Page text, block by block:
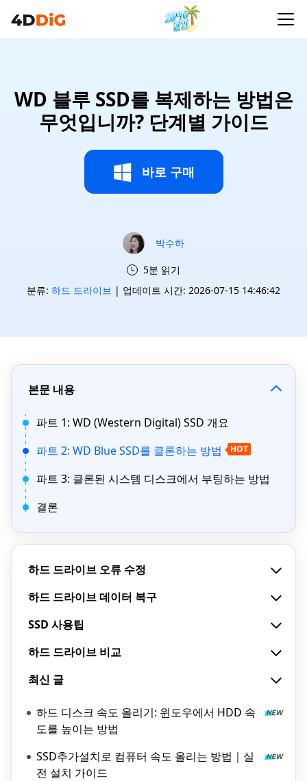
WD 블루 SSD를 복제하는 방법은
무엇입니까? 단계별 가이드
바로 구매
박수하
5분 읽기
분류: 하드 드라이브 | 업데이트 시간: 2026-07-15 14:46:42
본문 내용
파트 1: WD (Western Digital) SSD 개요
파트 2: WD Blue SSD를 클론하는 방법
HOT
파트 3: 클론된 시스템 디스크에서 부팅하는 방법
결론
하드 드라이브 오류 수정
하드 드라이브 데이터 복구
SSD 사용팁
하드 드라이브 비교
최신 글
하드 디스크 속도 올리기: 윈도우에서 HDD 속
도를 높이는 방법
SSD추가설치로 컴퓨터 속도 올리는 방법｜실
전 설치 가이드